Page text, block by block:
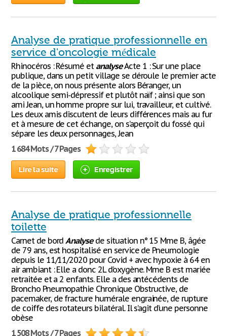
Analyse de pratique professionnelle en
service d'oncologie médicale
Rhinocéros : Résumé et analyseActe 1 : Sur une place
publique, dans un petit village se déroule le premier acte
de la pièce, on nous présente alors Béranger, un
alcoolique semi-dépressif et plutôt naïf ; ainsi que son
ami Jean, un homme propre sur lui, travailleur, et cultivé.
Les deux amis discutent de leurs différences mais au fur
et à mesure de cet échange, on s’aperçoit du fossé qui
sépare les deux personnages, Jean
1 684 Mots / 7 Pages
Lire la suite Enregistrer
Analyse de pratique professionnelle
toilette
Carnet de bordAnalysede situation n° 15 Mme B, âgée
de 79 ans, est hospitalisé en service de Pneumologie
depuis le 11/11/2020 pour Covid + avec hypoxie à 64 en
air ambiant : Elle a donc 2L d’oxygène. Mme B est mariée
retraitée et a 2 enfants. Elle a des antécédents de
Broncho Pneumopathie Chronique Obstructive, de
pacemaker, de fracture humérale engrainée, de rupture
de coiffe des rotateurs bilatéral. Il s’agit d’une personne
obèse
1 508 Mots / 7 Pages